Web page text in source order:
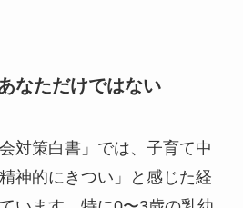
なただけではない
対策白書」では、子育て中
神的にきつい」と感じた経